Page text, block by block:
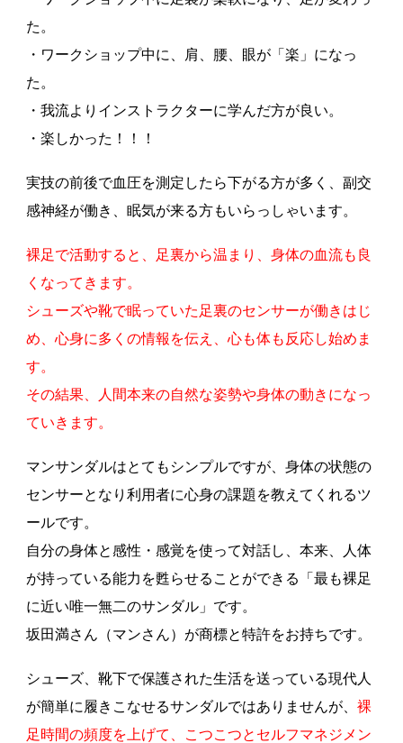
た。
・ワークショップ中に、肩、腰、眼が「楽」になっ
た。
・我流よりインストラクターに学んだ方が良い。
・楽しかった！！！
実技の前後で血圧を測定したら下がる方が多く、副交
感神経が働き、眠気が来る方もいらっしゃいます。
裸足で活動すると、足裏から温まり、身体の血流も良
くなってきます。
シューズや靴で眠っていた足裏のセンサーが働きはじ
め、心身に多くの情報を伝え、心も体も反応し始めま
す。
その結果、人間本来の自然な姿勢や身体の動きになっ
ていきます。
マンサンダルはとてもシンプルですが、身体の状態の
センサーとなり利用者に心身の課題を教えてくれるツ
ールです。
自分の身体と感性・感覚を使って対話し、本来、人体
が持っている能力を甦らせることができる「最も裸足
に近い唯一無二のサンダル」です。
坂田満さん（マンさん）が商標と特許をお持ちです。
シューズ、靴下で保護された生活を送っている現代人
が簡単に履きこなせるサンダルではありませんが、裸
足時間の頻度を上げて、こつこつとセルフマネジメン